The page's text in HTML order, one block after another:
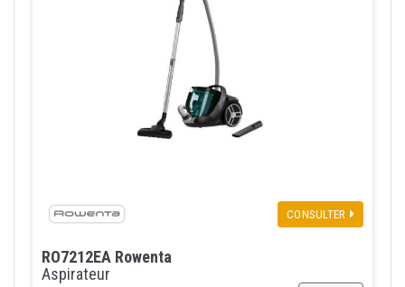
CONSULTER
RO7212EA Rowenta
Aspirateur